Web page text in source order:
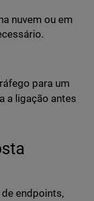
nuvem ou em
para um
a ligação antes
endpoints,